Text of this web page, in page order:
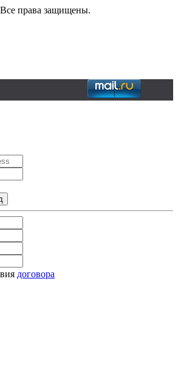
права защищены.
договора